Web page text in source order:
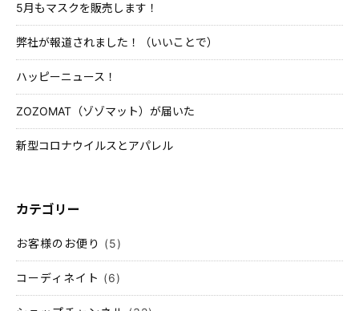
5月もマスクを販売します！
弊社が報道されました！（いいことで）
ハッピーニュース！
ZOZOMAT（ゾゾマット）が届いた
新型コロナウイルスとアパレル
カテゴリー
お客様のお便り (5)
コーディネイト (6)